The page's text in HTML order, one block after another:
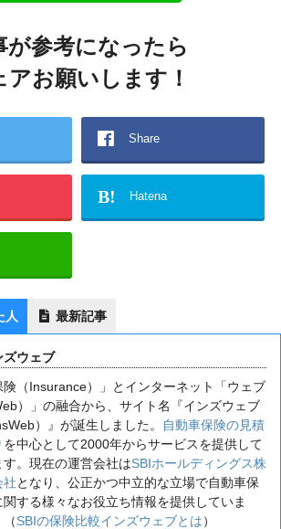
が参考になったら
アお願いします！
Share
B! Hatena
人 最新記事
ズウェブ
険（Insurance）」とインターネット「ウェブ
）」の融合から、サイト名『インズウェブ
）』が誕生しました。
自動車保険の見積
を中心として2000年からサービスを提供して
す。現在の運営会社はSBIホールディングス株
社となり、公正かつ中立的な立場で自動車保
関する様々なお役立ち情報を提供していま
（SBIの保険比較インズウェブとは）